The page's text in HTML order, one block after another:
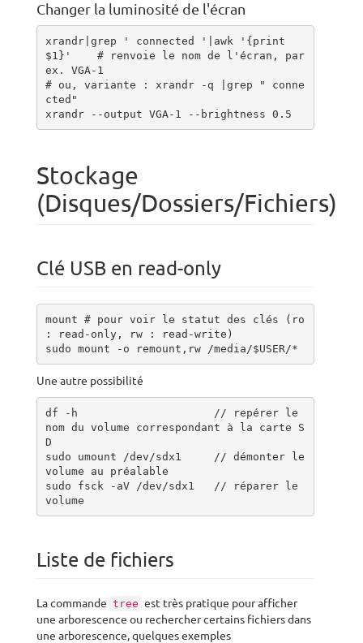
Changer la luminosité de l'écran
xrandr|grep ' connected '|awk '{print
$1}'    # renvoie le nom de l'écran, par
ex. VGA-1
# ou, variante : xrandr -q |grep " conne
cted"
xrandr --output VGA-1 --brightness 0.5
Stockage
(Disques/Dossiers/Fichiers)
Clé USB en read-only
mount # pour voir le statut des clés (ro
: read-only, rw : read-write)
sudo mount -o remount,rw /media/$USER/*
Une autre possibilité
df -h                     // repérer le
nom du volume correspondant à la carte S
D
sudo umount /dev/sdx1     // démonter le
volume au préalable
sudo fsck -aV /dev/sdx1   // réparer le
volume
Liste de fichiers
La commande tree est très pratique pour afficher
une arborescence ou rechercher certains fichiers dans
une arborescence, quelques exemples